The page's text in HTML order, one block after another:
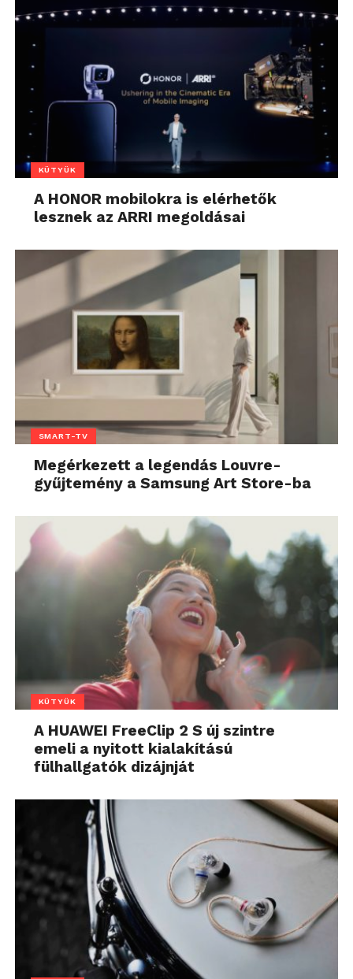
KÜTYÜK
A HONOR mobilokra is elérhetők
lesznek az ARRI megoldásai
SMART-TV
Megérkezett a legendás Louvre-
gyűjtemény a Samsung Art Store-ba
KÜTYÜK
A HUAWEI FreeClip 2 S új szintre
emeli a nyitott kialakítású
fülhallgatók dizájnját